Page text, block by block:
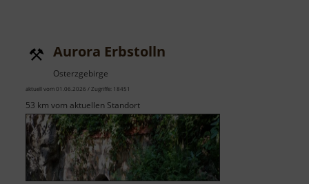
Aurora Erbstolln
Osterzgebirge
aktuell vom 01.06.2026 / Zugriffe: 18451
53 km vom aktuellen Standort